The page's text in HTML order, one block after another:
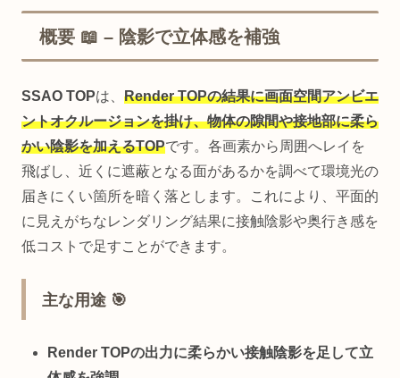
概要 📖 – 陰影で立体感を補強
SSAO TOPは、 Render TOPの結果に画面空間アンビエ
ントオクルージョンを掛け、物体の隙間や接地部に柔ら
かい陰影を加えるTOPです。各画素から周囲へレイを
飛ばし、近くに遮蔽となる面があるかを調べて環境光の
届きにくい箇所を暗く落とします。これにより、平面的
に見えがちなレンダリング結果に接触陰影や奥行き感を
低コストで足すことができます。
主な用途 🎯
Render TOPの出力に柔らかい接触陰影を足して立